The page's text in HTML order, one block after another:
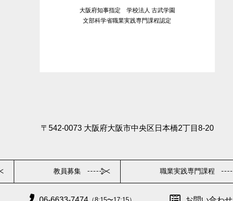
大阪府知事指定 学校法人 古武学園
文部科学省職業実践専門課程認定
〒542-0073 大阪府大阪市中央区日本橋2丁目8-20
教員募集 職業実践専門課程